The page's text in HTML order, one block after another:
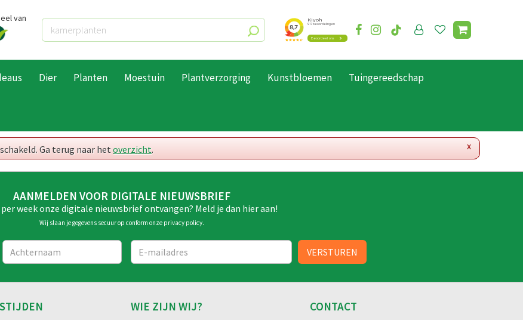
van
Dier Planten Moestuin Plantverzorging Kunstbloemen Tuingereedschap
x
Ga terug naar hetoverzicht.
AANMELDEN VOOR DIGITALE NIEUWSBRIEF
per week onze digitale nieuwsbrief ontvangen? Meld je dan hier aan!
Wij slaan je gegevens secuur op conform onze privacy policy.
WIE ZIJN WIJ? CONTACT